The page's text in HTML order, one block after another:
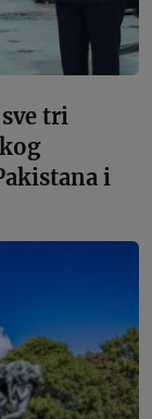
tri
i